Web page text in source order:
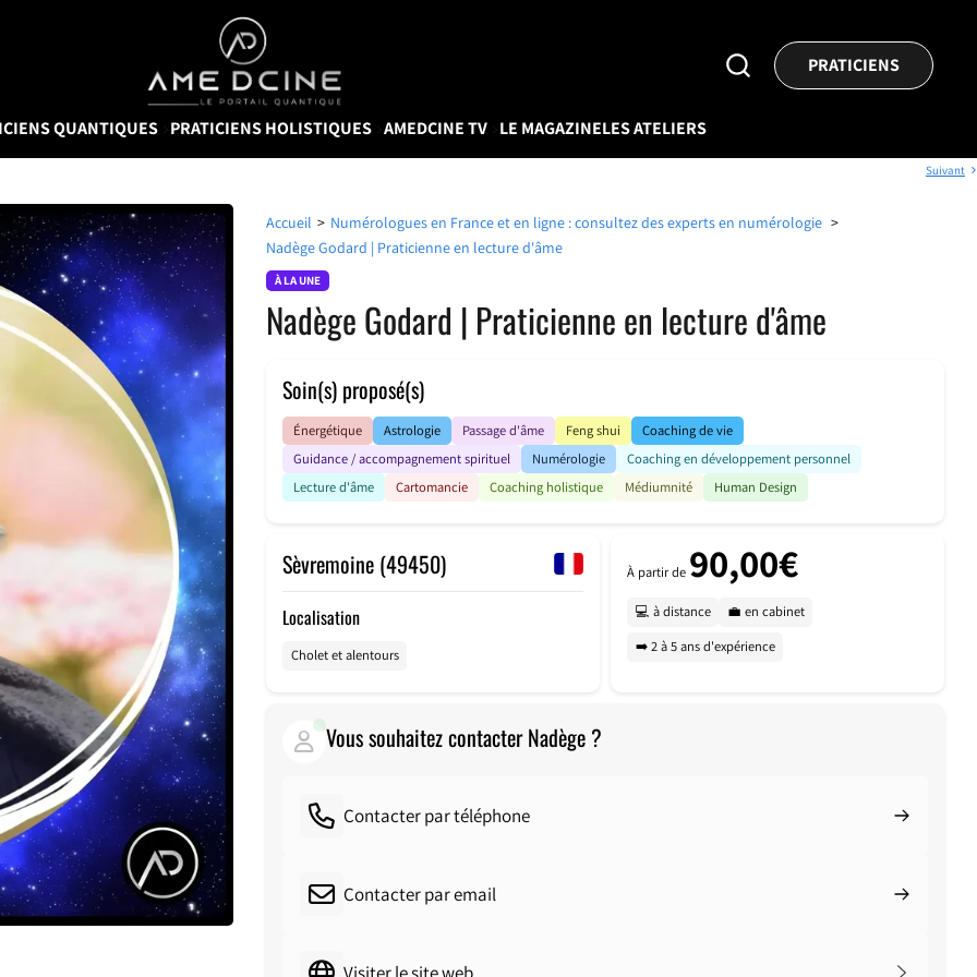
AMEDCINE
RechercherPRATICIENS
QUANTIQUES PRATICIENS HOLISTIQUES AMEDCINE TV LE MAGAZINELES ATELIERS
Suivant
Accueil > Numérologues en France et en ligne : consultez des experts en numérologie >
Nadège Godard | Praticienne en lecture d'âme
À LA UNE
Nadège Godard | Praticienne en lecture d'âme
Soin(s) proposé(s)
Énergétique Astrologie Passage d'âme Feng shui
Coaching de vie
Guidance / accompagnement spirituel
Numérologie
Coaching en développement personnel
Lecture d'âme
Cartomancie Coaching holistique Médiumnité Human Design
Sèvremoine (49450)
Localisation
Cholet et alentours
À partir de 90,00€
💻 à distance
💼 en cabinet
➡️ 2 à 5 ans d'expérience
Vous souhaitez contacter Nadège ?
Contacter par téléphone
Contacter par email